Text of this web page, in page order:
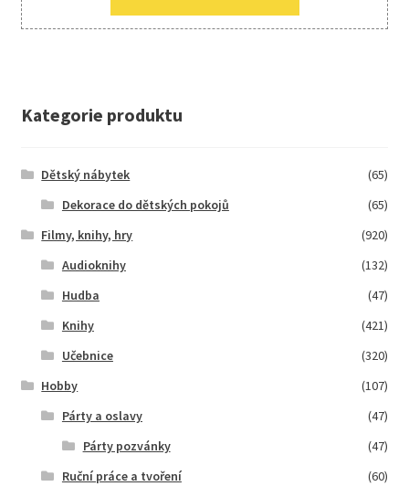
Kategorie produktu
Dětský nábytek
(65)
Dekorace do dětských pokojů
(65)
Filmy, knihy, hry
(920)
Audioknihy
(132)
Hudba
(47)
Knihy
(421)
Učebnice
(320)
Hobby
(107)
Párty a oslavy
(47)
Párty pozvánky
(47)
Ruční práce a tvoření
(60)